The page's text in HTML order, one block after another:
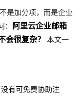
是加分项，而是企业
阿里云企业邮箱
会很复杂？
本文一
有可免费协助注